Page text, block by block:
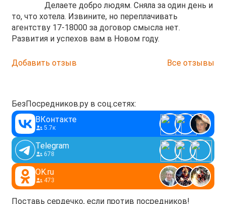
Делаете добро людям. Сняла за один день и
то, что хотела. Извините, но переплачивать
агентству 17-18000 за договор смысла нет.
Развития и успехов вам в Новом году.
Добавить отзыв Все отзывы
БезПосредников.ру в соц.сетях:
ВКонтакте
5.7к
Telegram
678
OK.ru
473
Поставь сердечко, если против посредников!